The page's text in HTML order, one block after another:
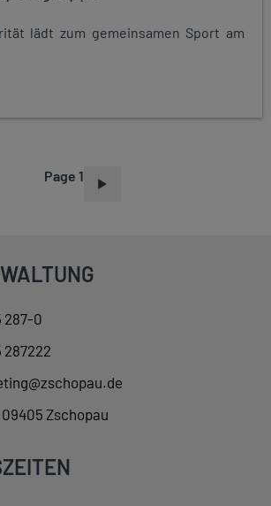
lädt zum gemeinsamen Sport am
Page 1
287-0
287222
Zschopau